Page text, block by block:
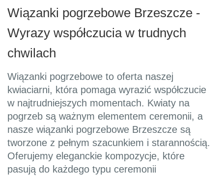
Wiązanki pogrzebowe Brzeszcze -
Wyrazy współczucia w trudnych
chwilach
Wiązanki pogrzebowe to oferta naszej
kwiaciarni, która pomaga wyrazić współczucie
w najtrudniejszych momentach. Kwiaty na
pogrzeb są ważnym elementem ceremonii, a
nasze wiązanki pogrzebowe Brzeszcze są
tworzone z pełnym szacunkiem i starannością.
Oferujemy eleganckie kompozycje, które
pasują do każdego typu ceremonii